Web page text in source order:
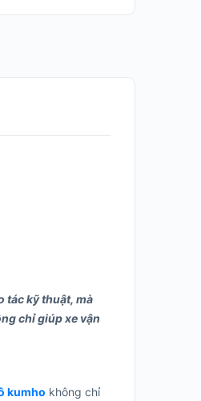
tác kỹ thuật, mà
chỉ giúp xe vận
kumho không chỉ